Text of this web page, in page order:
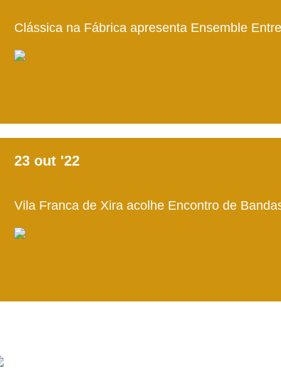
Clássica na Fábrica apresenta Ensemble
23 out '22
Vila Franca de Xira acolhe Encontro de